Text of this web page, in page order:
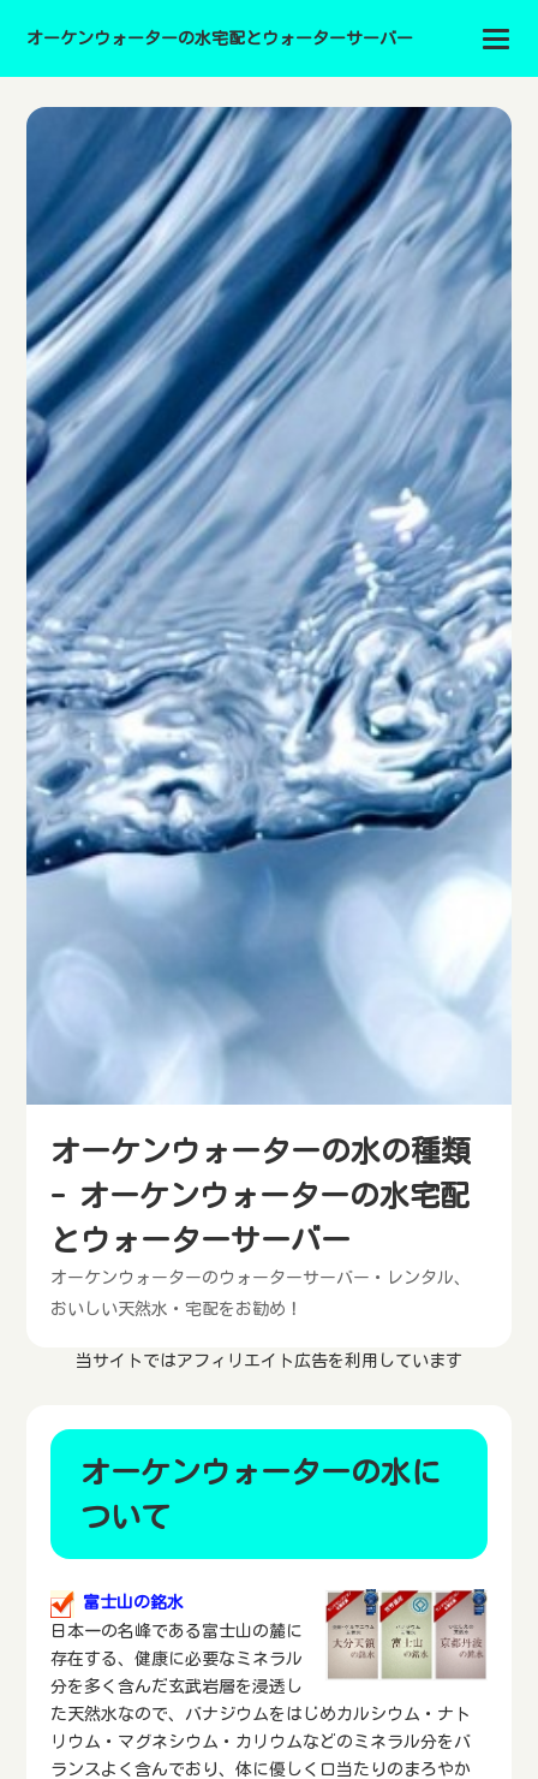
オーケンウォーターの水宅配とウォーターサーバー
オーケンウォーターの水の種類
- オーケンウォーターの水宅配
とウォーターサーバー
オーケンウォーターのウォーターサーバー・レンタル、
おいしい天然水・宅配をお勧め！
当サイトではアフィリエイト広告を利用しています
オーケンウォーターの水に
ついて
富士山の銘水
日本一の名峰である富士山の麓に
存在する、健康に必要なミネラル
分を多く含んだ玄武岩層を浸透し
た天然水なので、バナジウムをはじめカルシウム・ナト
リウム・マグネシウム・カリウムなどのミネラル分をバ
ランスよく含んでおり、体に優しく口当たりのまろやか